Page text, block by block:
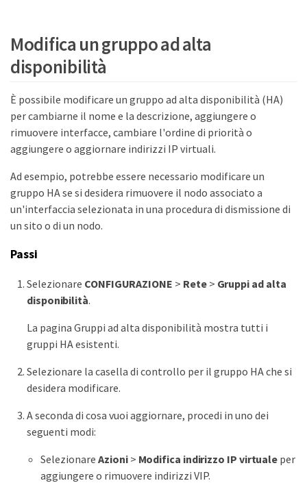
Modifica un gruppo ad alta
disponibilità
È possibile modificare un gruppo ad alta disponibilità (HA)
per cambiarne il nome e la descrizione, aggiungere o
rimuovere interfacce, cambiare l'ordine di priorità o
aggiungere o aggiornare indirizzi IP virtuali.
Ad esempio, potrebbe essere necessario modificare un
gruppo HA se si desidera rimuovere il nodo associato a
un'interfaccia selezionata in una procedura di dismissione di
un sito o di un nodo.
Passi
Selezionare CONFIGURAZIONE > Rete> Gruppi ad alta
disponibilità.
La pagina Gruppi ad alta disponibilità mostra tutti i
gruppi HA esistenti.
Selezionare la casella di controllo per il gruppo HA che si
desidera modificare.
A seconda di cosa vuoi aggiornare, procedi in uno dei
seguenti modi:
Selezionare Azioni> Modifica indirizzo IP virtuale per
aggiungere o rimuovere indirizzi VIP.